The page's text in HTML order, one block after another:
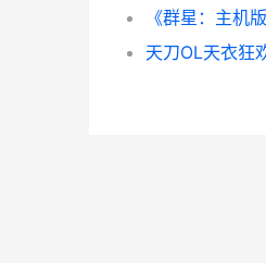
天刀OL天衣狂